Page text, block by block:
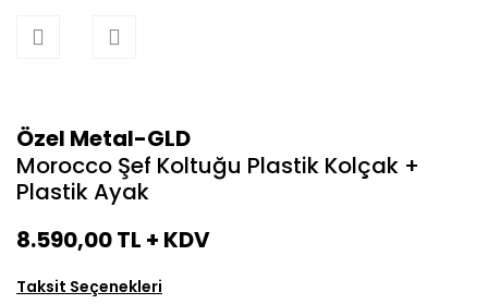
Özel Metal-GLD
Morocco Şef Koltuğu Plastik Kolçak +
Plastik Ayak
8.590,00 TL + KDV
Taksit Seçenekleri